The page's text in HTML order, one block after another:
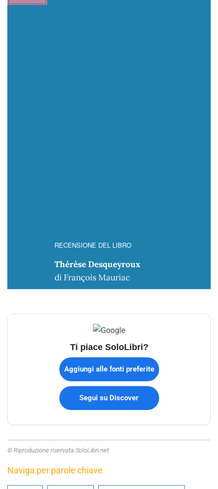
RECENSIONE DEL LIBRO
Thérèse Desqueyroux
di François Mauriac
Ti piace SoloLibri?
Aggiungi alle fonti preferite
Segui su Discover
© Riproduzione riservata SoloLibri.net
Naviga per parole chiave